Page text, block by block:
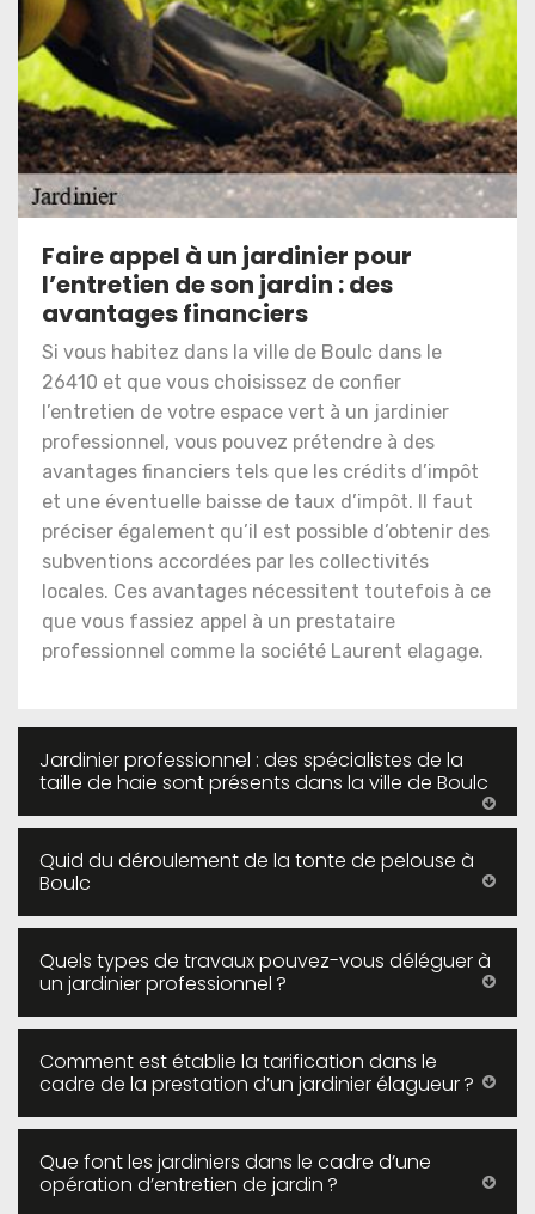
Faire appel à un jardinier pour
l’entretien de son jardin : des
avantages financiers
Si vous habitez dans la ville de Boulc dans le
26410 et que vous choisissez de confier
l’entretien de votre espace vert à un jardinier
professionnel, vous pouvez prétendre à des
avantages financiers tels que les crédits d’impôt
et une éventuelle baisse de taux d’impôt. Il faut
préciser également qu’il est possible d’obtenir des
subventions accordées par les collectivités
locales. Ces avantages nécessitent toutefois à ce
que vous fassiez appel à un prestataire
professionnel comme la société Laurent elagage.
Jardinier professionnel : des spécialistes de la
taille de haie sont présents dans la ville de Boulc
Quid du déroulement de la tonte de pelouse à
Boulc
Quels types de travaux pouvez-vous déléguer à
un jardinier professionnel ?
Comment est établie la tarification dans le
cadre de la prestation d’un jardinier élagueur ?
Que font les jardiniers dans le cadre d’une
opération d’entretien de jardin ?